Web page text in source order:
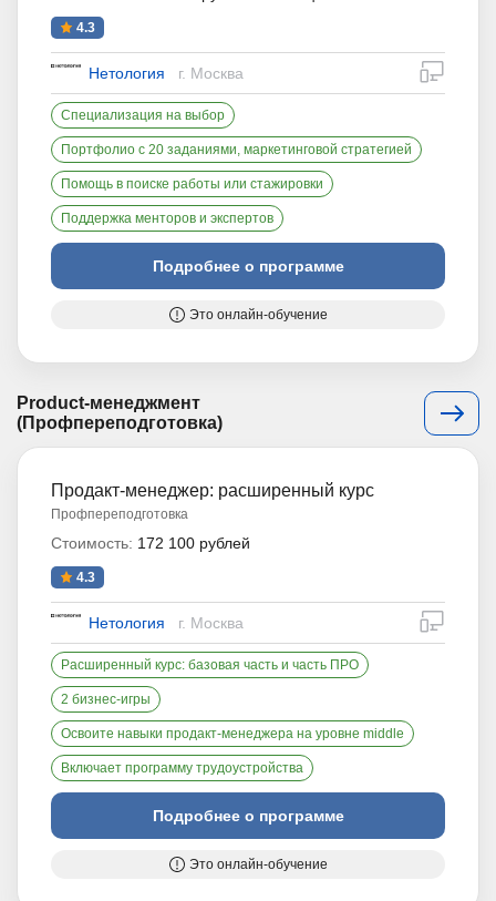
4.3
Нетология г. Москва
Специализация на выбор
Портфолио с 20 заданиями, маркетинговой стратегией
Помощь в поиске работы или стажировки
Поддержка менторов и экспертов
Подробнее о программе
Это онлайн-обучение
Product-менеджмент
(Профпереподготовка)
Продакт-менеджер: расширенный курс
Профпереподготовка
Стоимость: 172 100 рублей
4.3
Нетология г. Москва
Расширенный курс: базовая часть и часть ПРО
2 бизнес-игры
Освоите навыки продакт-менеджера на уровне middle
Включает программу трудоустройства
Подробнее о программе
Это онлайн-обучение